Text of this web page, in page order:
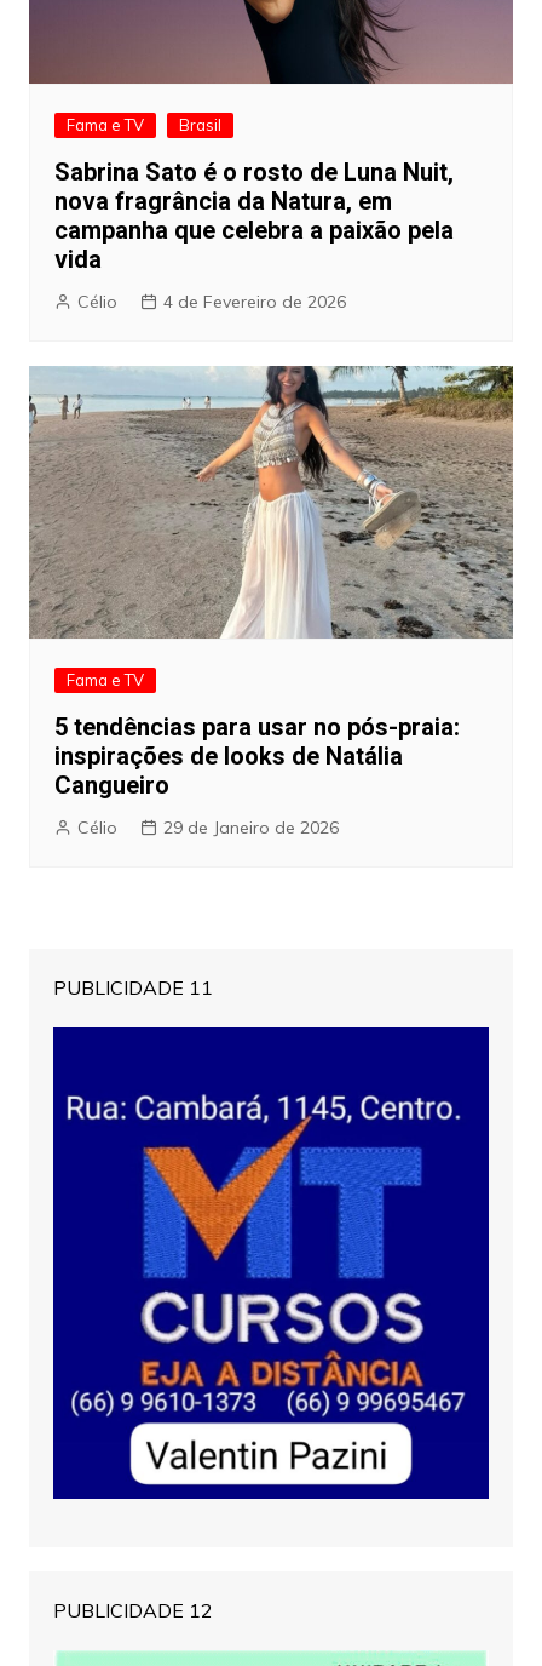
Fama e TV Brasil
Sabrina Sato é o rosto de Luna Nuit,
nova fragrância da Natura, em
campanha que celebra a paixão pela
vida
Célio 4 de Fevereiro de 2026
Fama e TV
5 tendências para usar no pós-praia:
inspirações de looks de Natália
Cangueiro
Célio 29 de Janeiro de 2026
PUBLICIDADE 11
PUBLICIDADE 12